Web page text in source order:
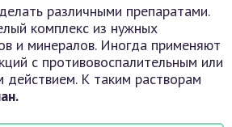
различными препаратами.
комплекс из нужных
и минералов. Иногда применяют
с противовоспалительным или
действием. К таким растворам